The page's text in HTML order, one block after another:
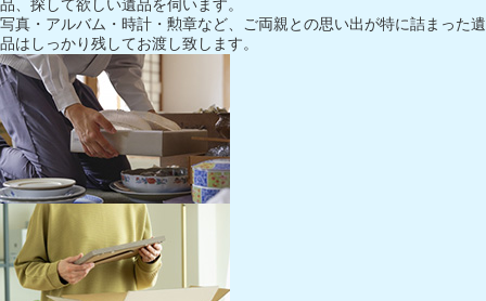
品、探して欲しい遺品を伺います。
写真・アルバム・時計・勲章など、ご両親との思い出が特に詰まった遺
品はしっかり残してお渡し致します。